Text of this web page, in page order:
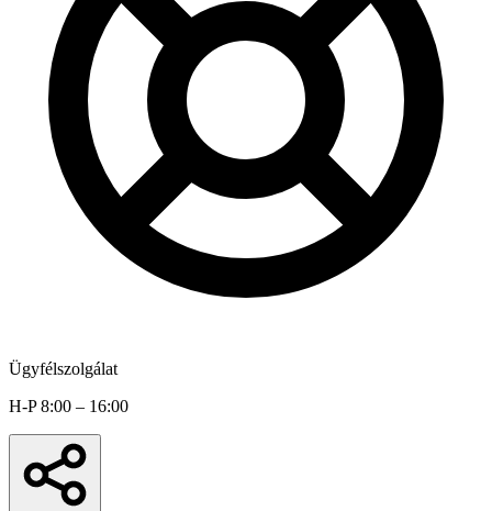
Ügyfélszolgálat
H-P 8:00 – 16:00